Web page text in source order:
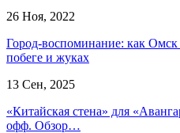
26 Ноя, 2022
Город-воспоминание: как
побеге и жуках
13 Сен, 2025
«Китайская стена» для
офф. Обзор…